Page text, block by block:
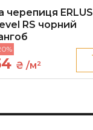
черепиця ERLUS
RS чорний
₴ /м²